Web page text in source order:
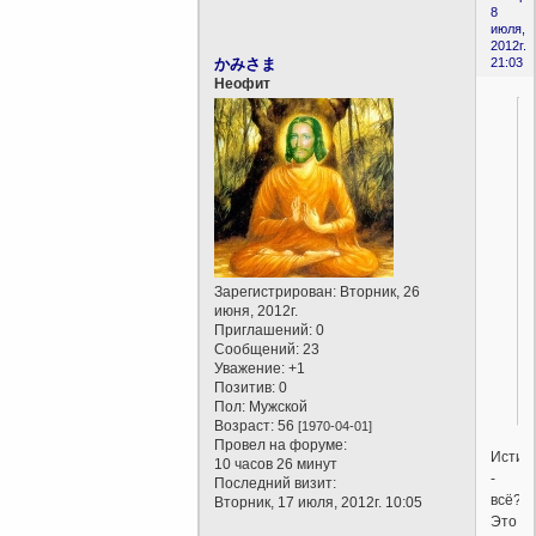
8
июля,
2012г.
21:03
かみさま
Неофит
Зарегистрирован: Вторник, 26
июня, 2012г.
Приглашений: 0
Сообщений: 23
Уважение: +1
Позитив: 0
Пол: Мужской
Возраст: 56[1970-04-01]
Провел на форуме:
10 часов 26 минут
Последний визит:
Вторник, 17 июля, 2012г. 10:05
-
всё?
Это